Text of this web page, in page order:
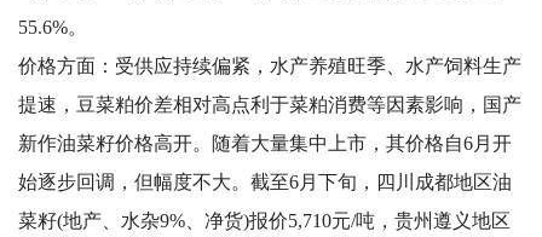
55.6%。
价格方面：受供应持续偏紧，水产养殖旺季、水产饲料生产
提速，豆菜粕价差相对高点利于菜粕消费等因素影响，国产
新作油菜籽价格高开。随着大量集中上市，其价格自6月开
始逐步回调，但幅度不大。截至6月下旬，四川成都地区油
菜籽(地产、水杂9%、净货)报价5,710元/吨，贵州遵义地区